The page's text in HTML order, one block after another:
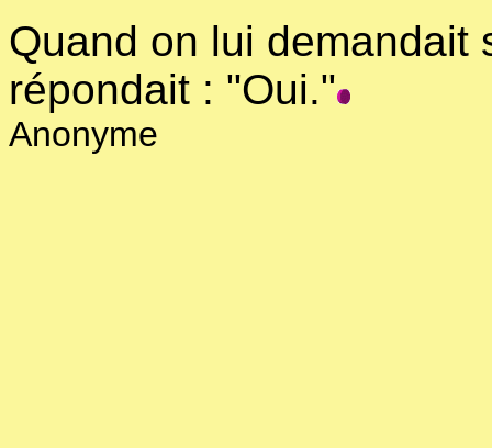
Quand on lui demandait
répondait : "Oui."
Anonyme